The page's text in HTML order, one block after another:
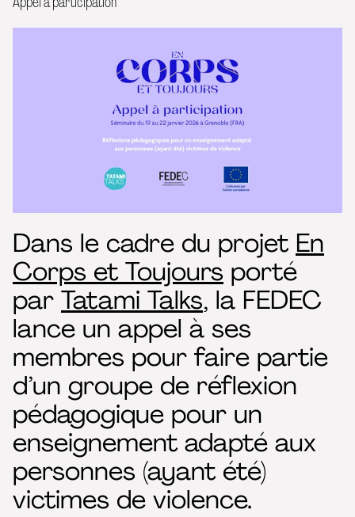
Dans le cadre du projet En
Corps et Toujours porté
par Tatami Talks, la FEDEC
lance un appel à ses
membres pour faire partie
d’un groupe de réflexion
pédagogique pour un
enseignement adapté aux
personnes (ayant été)
victimes de violence.